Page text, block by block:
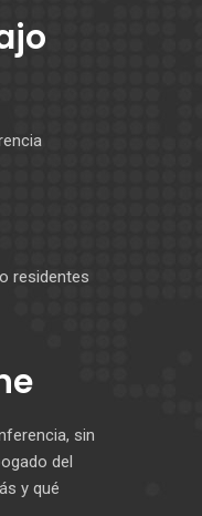
residentes
sin
del
y qué